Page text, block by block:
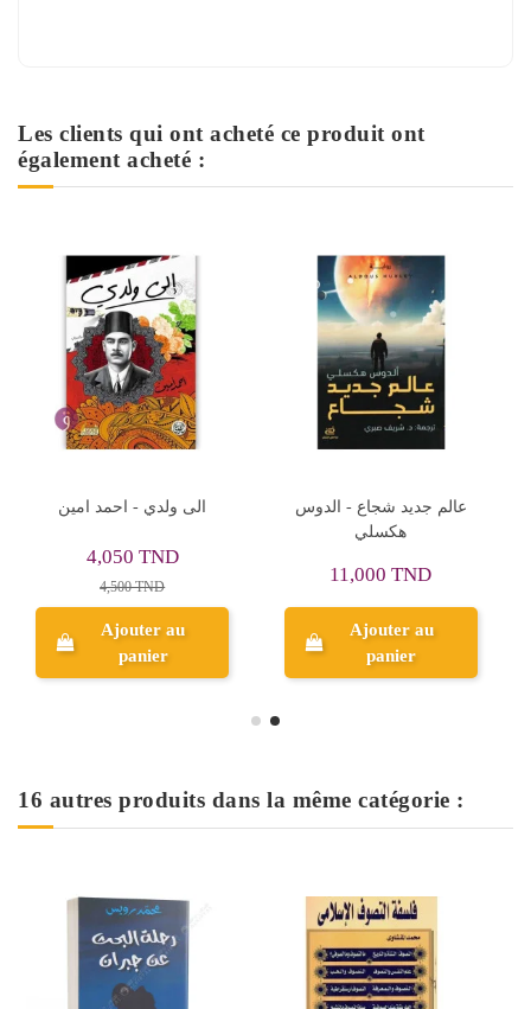
Les clients qui ont acheté ce produit ont
également acheté :
عالم جديد شجاع - الدوس
Ajouter au
panier
السحاب الاحمر - مصطفى
صادق الرافعي
5,000 TND
Aperçu
16 autres produits dans la même catégorie :